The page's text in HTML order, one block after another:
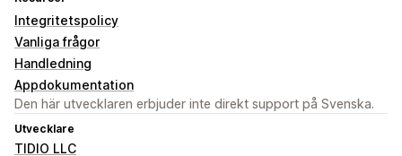
Integritetspolicy
Vanliga frågor
Handledning
Appdokumentation
Den här utvecklaren erbjuder inte direkt support på Svenska.
Utvecklare
TIDIO LLC